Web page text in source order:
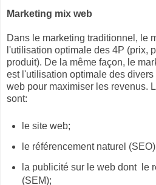
Marketing mix web
Dans le marketing traditionnel, le
l'utilisation optimale des 4P (prix,
produit). De la même façon, le
est l'utilisation optimale des
web pour maximiser les revenus.
sont:
le site web;
le référencement naturel
la publicité sur le web dont le
(SEM);